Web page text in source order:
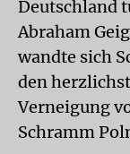
Deutschland
Abraham
wandte sich
den
Verneigung
Schramm